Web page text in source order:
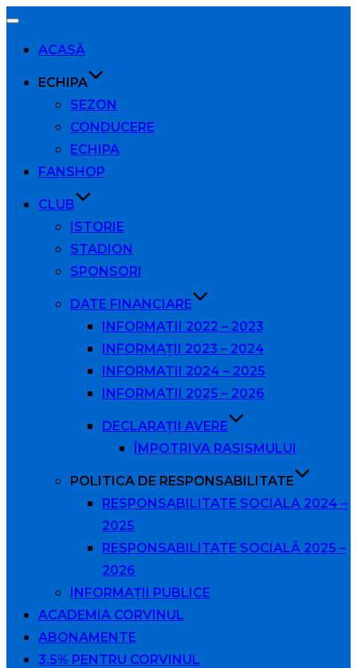
Comută
navigarea
ACASĂ
ECHIPA
SEZON
CONDUCERE
ECHIPA
FANSHOP
CLUB
ISTORIE
STADION
SPONSORI
DATE FINANCIARE
INFORMATII 2022 – 2023
INFORMAȚII 2023 – 2024
INFORMATII 2024 – 2025
INFORMATII 2025 – 2026
DECLARAȚII AVERE
ÎMPOTRIVA RASISMULUI
POLITICA DE RESPONSABILITATE
RESPONSABILITATE SOCIALA 2024 –
2025
RESPONSABILITATE SOCIALĂ 2025 –
2026
INFORMAȚII PUBLICE
ACADEMIA CORVINUL
ABONAMENTE
3,5% PENTRU CORVINUL